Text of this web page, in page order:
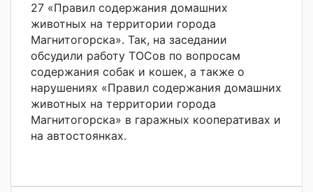
27 «Правил содержания домашних
животных на территории города
Магнитогорска». Так, на заседании
обсудили работу ТОСов по вопросам
содержания собак и кошек, а также о
нарушениях «Правил содержания домашних
животных на территории города
Магнитогорска» в гаражных кооперативах и
на автостоянках.